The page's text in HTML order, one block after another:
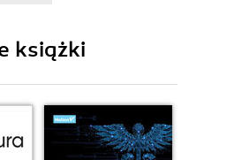
(24)
wzorca (25)
wzorców (26)
J2EE (27)
(27)
z katalogu wzorców? (28)
książki